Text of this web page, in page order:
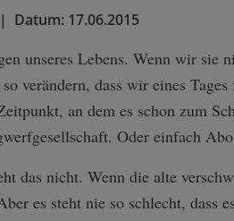
| Datum: 17.06.2015
unseres Lebens. Wenn wir sie
verändern, dass wir eines
an dem es schon zum
Oder einfach
das nicht. Wenn die alte
es steht nie so schlecht, dass